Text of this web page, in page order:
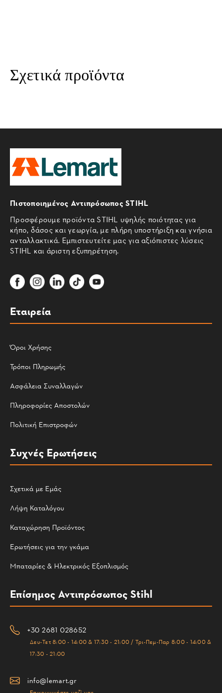
Σχετικά προϊόντα
Πιστοποιημένος Αντιπρόσωπος STIHL
Προσφέρουμε προϊόντα STIHL υψηλής ποιότητας για
κήπο, δάσος και γεωργία, με πλήρη υποστήριξη και γνήσια
ανταλλακτικά. Εμπιστευτείτε μας για αξιόπιστες λύσεις
STIHL και άριστη εξυπηρέτηση.
Εταιρεία
Όροι Χρήσης
Τρόποι Πληρωμής
Ασφάλεια Συναλλαγών
Πληροφορίες Αποστολών
Πολιτική Επιστροφών
Συχνές Ερωτήσεις
Σχετικά με Εμάς
Λήψη Καταλόγου
Καταχώρηση Προϊόντος
Ερωτήσεις για την γκάμα
Μπαταρίες & Ηλεκτρικός Εξοπλισμός
Επίσημος Αντιπρόσωπος Stihl
+30 2681 028652
Δευ-Τετ 8:00 - 14:00 & 17:30 - 21:00 / Τρι-Πεμ-Παρ 8:00 - 14:00 &
17:30 - 21:00
info@lemart.gr